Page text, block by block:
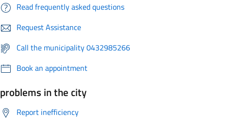
Read frequently asked questions
Request Assistance
Call the municipality 0432985266
Book an appointment
problems in the city
Report inefficiency